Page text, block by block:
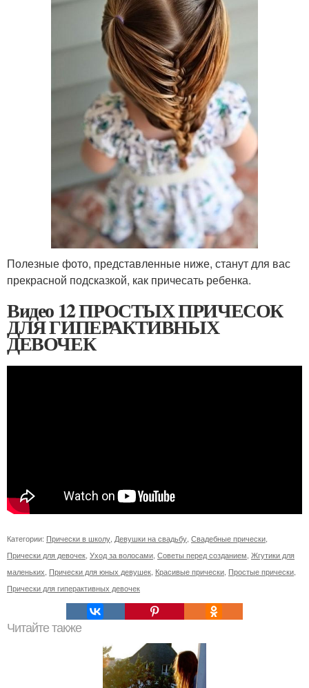
Полезные фото, представленные ниже, станут для вас
прекрасной подсказкой, как причесать ребенка.
Видео 12 ПРОСТЫХ ПРИЧЕСОК
ДЛЯ ГИПЕРАКТИВНЫХ
ДЕВОЧЕК
Категории: Прически в школу Девушки на свадьбу Свадебные прически
Прически для девочек Уход за волосами Советы перед созданием Жгутики для
маленьких Прически для юных девушек Красивые прически Простые прически
Прически для гиперактивных девочек
Читайте также